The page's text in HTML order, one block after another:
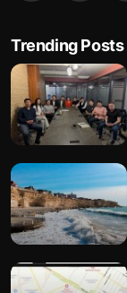
Trending Posts